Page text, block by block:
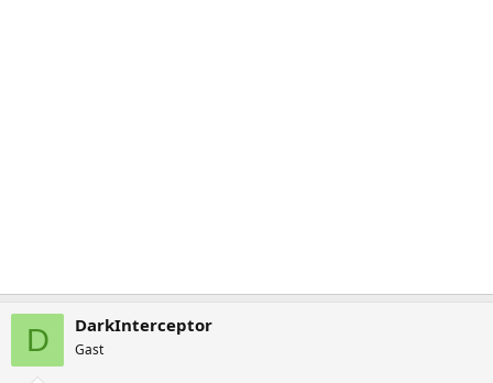
D DarkInterceptor
Gast